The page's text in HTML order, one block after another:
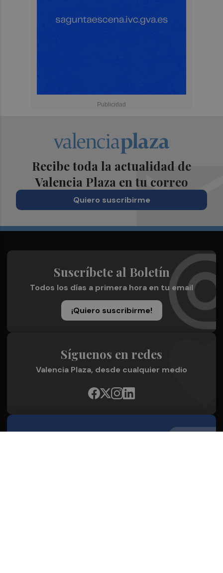
Recibe toda la actualidad de
Valencia Plaza en tu correo
Quiero suscribirme
Suscríbete al Boletín
Todos los días a primera hora en tu email
¡Quiero suscribirme!
Síguenos en redes
Valencia Plaza, desde cualquier medio
Quienes Somos